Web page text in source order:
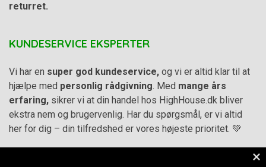
returret.
KUNDESERVICE EKSPERTER
Vi har en super god kundeservice, og vi er altid klar til at
hjælpe med personlig rådgivning. Med mange års
erfaring, sikrer vi at din handel hos HighHouse.dk bliver
ekstra nem og brugervenlig. Har du spørgsmål, er vi altid
her for dig – din tilfredshed er vores højeste prioritet. 💚